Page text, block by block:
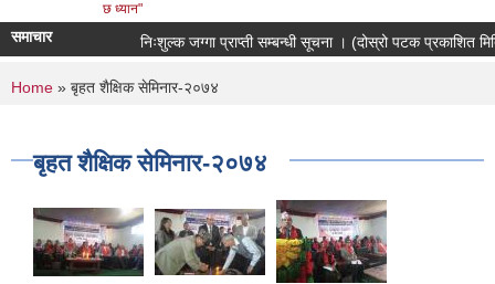
छ ध्यान"
समाचार निःशुल्क जग्गा प्राप्ती सम्बन्धी सूचना । (दोस्रो पटक प्रकाशित
You are here
Home » बृहत शैक्षिक सेमिनार-२०७४
बृहत शैक्षिक सेमिनार-२०७४